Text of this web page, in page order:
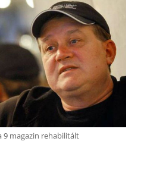
9 magazin rehabilitált